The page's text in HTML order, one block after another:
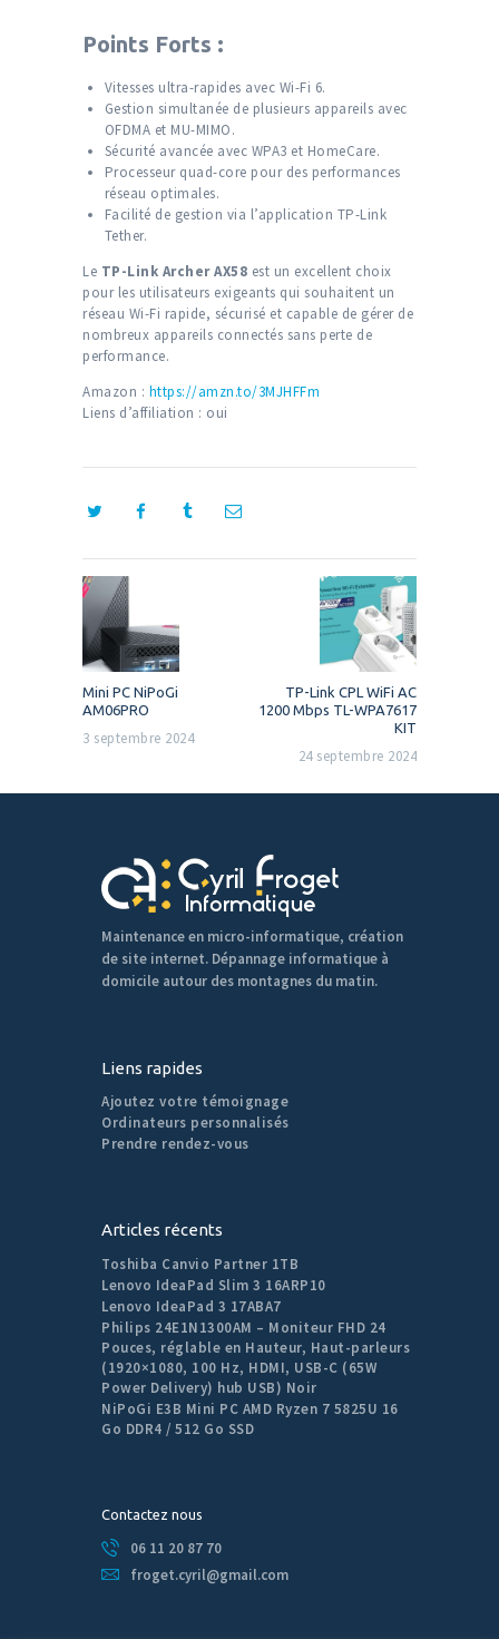
Points Forts :
Vitesses ultra-rapides avec Wi-Fi 6.
Gestion simultanée de plusieurs appareils avec
OFDMA et MU-MIMO.
Sécurité avancée avec WPA3 et HomeCare.
Processeur quad-core pour des performances
réseau optimales.
Facilité de gestion via l’application TP-Link
Tether.
Le TP-Link Archer AX58 est un excellent choix
pour les utilisateurs exigeants qui souhaitent un
réseau Wi-Fi rapide, sécurisé et capable de gérer de
nombreux appareils connectés sans perte de
performance.
Amazon : https://amzn.to/3MJHFFm
Liens d’affiliation : oui
Navigation
de
l’article
Previous
post:
Mini PC NiPoGi
AM06PRO
3 septembre 2024
TP-Link CPL WiFi AC
1200 Mbps TL-WPA7617
KIT
24 septembre 2024
Maintenance en micro-informatique, création
de site internet. Dépannage informatique à
domicile autour des montagnes du matin.
Liens rapides
Ajoutez votre témoignage
Ordinateurs personnalisés
Prendre rendez-vous
Articles récents
Toshiba Canvio Partner 1TB
Lenovo IdeaPad Slim 3 16ARP10
Lenovo IdeaPad 3 17ABA7
Philips 24E1N1300AM – Moniteur FHD 24
Pouces, réglable en Hauteur, Haut-parleurs
(1920×1080, 100 Hz, HDMI, USB-C (65W
Power Delivery) hub USB) Noir
NiPoGi E3B Mini PC AMD Ryzen 7 5825U 16
Go DDR4 / 512 Go SSD
Contactez nous
06 11 20 87 70
froget.cyril@gmail.com